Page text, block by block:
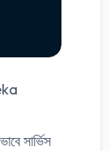
সার্ভিস